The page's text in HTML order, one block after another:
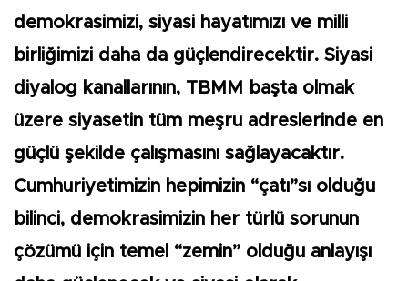
demokrasimizi, siyasi hayatımızı ve milli
birliğimizi daha da güçlendirecektir. Siyasi
diyalog kanallarının, TBMM başta olmak
üzere siyasetin tüm meşru adreslerinde en
güçlü şekilde çalışmasını sağlayacaktır.
Cumhuriyetimizin hepimizin “çatı”sı olduğu
bilinci, demokrasimizin her türlü sorunun
çözümü için temel “zemin” olduğu anlayışı